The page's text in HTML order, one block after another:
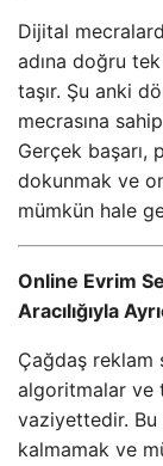
Dijital
adına doğru
taşır. Şu anki
mecrasına
Gerçek başarı,
dokunmak ve
mümkün hale
Online Evrim
Aracılığıyla
Çağdaş reklam
algoritmalar ve
vaziyettedir. Bu
kalmamak ve